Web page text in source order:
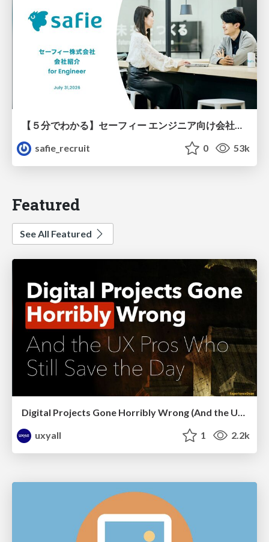
【５分でわかる】セーフィー エンジニア向け会社紹介
safie_recruit
0 53k
Featured
See All Featured
Digital Projects Gone Horribly Wrong (And the UX Pros Who Still Save the Day) - Dean Schuster
uxyall
1 2.2k